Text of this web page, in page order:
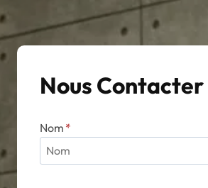
peuvent
choisies
page
Nous Contacter
Nom *